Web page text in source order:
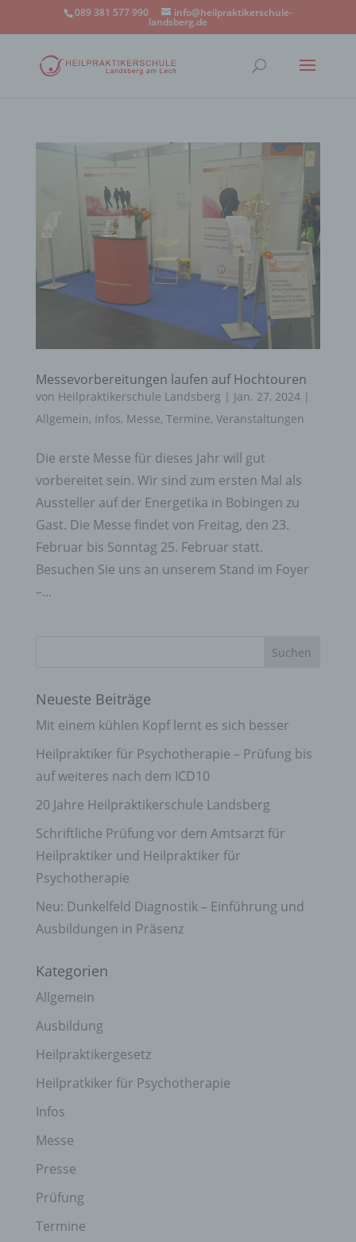
089 381 577 990 info@heilpraktikerschule-
landsberg.de
Messevorbereitungen laufen auf Hochtouren
von Heilpraktikerschule Landsberg | Jan. 27, 2024|
Allgemein, Infos, Messe, Termine, Veranstaltungen
Die erste Messe für dieses Jahr will gut
vorbereitet sein. Wir sind zum ersten Mal als
Aussteller auf der Energetika in Bobingen zu
Gast. Die Messe findet von Freitag, den 23.
Februar bis Sonntag 25. Februar statt.
Besuchen Sie uns an unserem Stand im Foyer
–...
Neueste Beiträge
Mit einem kühlen Kopf lernt es sich besser
Heilpraktiker für Psychotherapie – Prüfung bis
auf weiteres nach dem ICD10
20 Jahre Heilpraktikerschule Landsberg
Schriftliche Prüfung vor dem Amtsarzt für
Heilpraktiker und Heilpraktiker für
Psychotherapie
Neu: Dunkelfeld Diagnostik – Einführung und
Ausbildungen in Präsenz
Kategorien
Allgemein
Ausbildung
Heilpraktikergesetz
Heilpratkiker für Psychotherapie
Infos
Messe
Presse
Prüfung
Termine